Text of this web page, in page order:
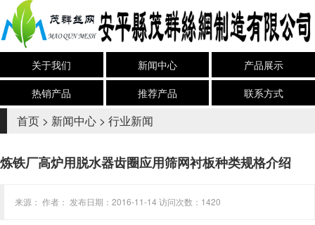
关于我们 新闻中心
产品展示
热销产品
推荐产品 联系方式
首页 > 新闻中心 > 行业新闻
炼铁厂高炉用脱水器齿圈应用筛网衬板种类规格介绍
来源： 作者： 发布日期：2016-11-14 访问次数：1420